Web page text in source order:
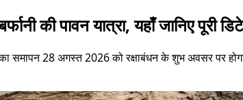
की पावन यात्रा, यहाँ जानिए पूरी
28 अगस्त 2026 को रक्षाबंधन के शुभ अवसर पर